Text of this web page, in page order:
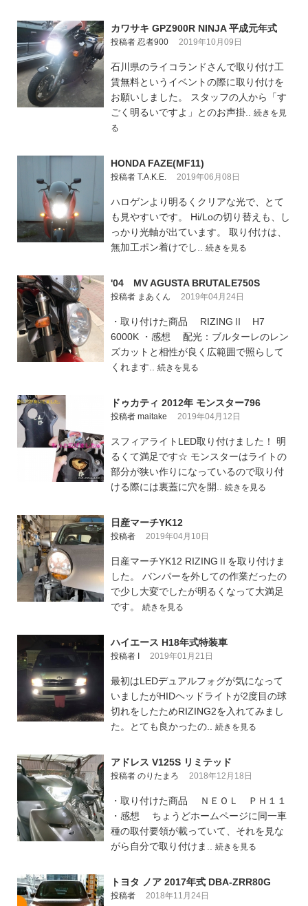
カワサキ GPZ900R NINJA 平成元年式
投稿者 忍者900 2019年10月09日
石川県のライコランドさんで取り付け工
賃無料というイベントの際に取り付けを
お願いしました。 スタッフの人から「す
ごく明るいですよ」とのお声掛.. 続きを見
る
HONDA FAZE(MF11)
投稿者 T.A.K.E. 2019年06月08日
ハロゲンより明るくクリアな光で、とて
も見やすいです。 Hi/Loの切り替えも、し
っかり光軸が出ています。 取り付けは、
無加工ポン着けでし.. 続きを見る
'04 MV AGUSTA BRUTALE750S
投稿者 まあくん 2019年04月24日
・取り付けた商品 RIZINGⅡ H7
6000K ・感想 配光：ブルターレのレン
ズカットと相性が良く広範囲で照らして
くれます.. 続きを見る
ドゥカティ 2012年 モンスター796
投稿者 maitake 2019年04月12日
スフィアライトLED取り付けました！ 明
るくて満足です☆ モンスターはライトの
部分が狭い作りになっているので取り付
ける際には裏蓋に穴を開.. 続きを見る
日産マーチYK12
投稿者 2019年04月10日
日産マーチYK12 RIZINGⅡを取り付けま
した。 バンパーを外しての作業だったの
で少し大変でしたが明るくなって大満足
です。 続きを見る
ハイエース H18年式特装車
投稿者 I 2019年01月21日
最初はLEDデュアルフォグが気になって
いましたがHIDヘッドライトが2度目の球
切れをしたためRIZING2を入れてみまし
た。とても良かったの.. 続きを見る
アドレス V125S リミテッド
投稿者 のりたまろ 2018年12月18日
・取り付けた商品 ＮＥＯＬ ＰＨ１１
・感想 ちょうどホームページに同一車
種の取付要領が載っていて、それを見な
がら自分で取り付けま.. 続きを見る
トヨタ ノア 2017年式 DBA-ZRR80G
投稿者 2018年11月24日